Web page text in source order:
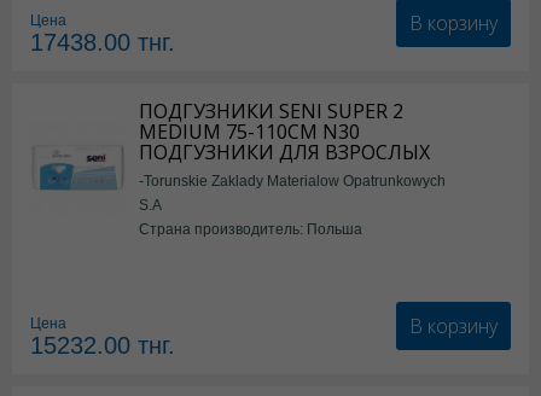
Цена
17438.00 тнг.
В корзину
ПОДГУЗНИКИ SENI SUPER 2
MEDIUM 75-110СМ N30
ПОДГУЗНИКИ ДЛЯ ВЗРОСЛЫХ
-Torunskie Zaklady Materialow Opatrunkowych
S.A
Страна производитель: Польша
Цена
15232.00 тнг.
В корзину